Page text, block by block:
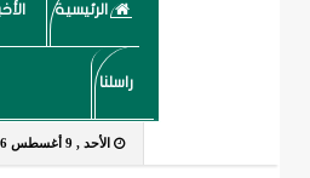
الرئيسية
راسلنا
الأحد , 9 أغسطس 2026